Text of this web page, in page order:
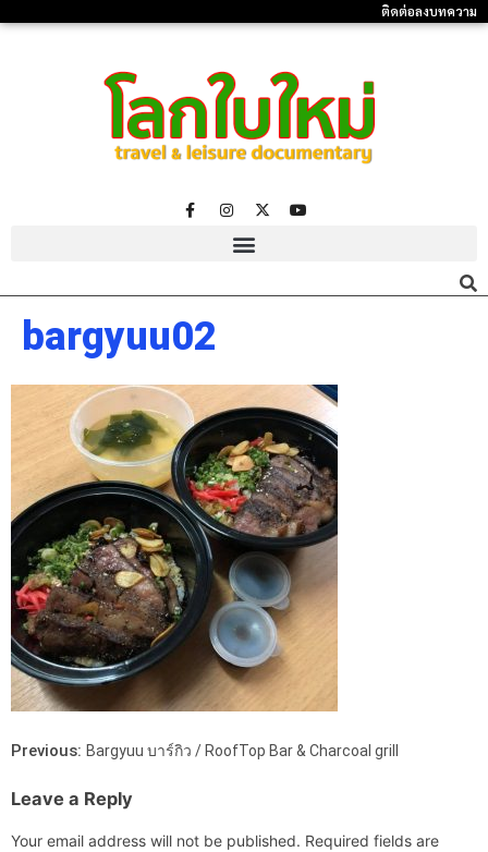
ติดต่อลงบทความ
bargyuu02
Previous: Bargyuu บาร์กิว / RoofTop Bar & Charcoal grill
Leave a Reply
Your email address will not be published. Required fields are